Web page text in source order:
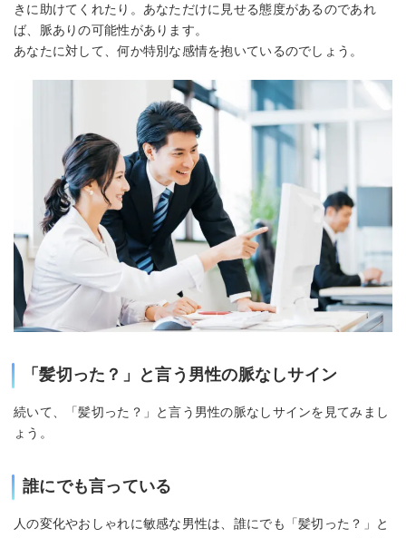
きに助けてくれたり。あなただけに見せる態度があるのであれ
ば、脈ありの可能性があります。
あなたに対して、何か特別な感情を抱いているのでしょう。
「髪切った？」と言う男性の脈なしサイン
続いて、「髪切った？」と言う男性の脈なしサインを見てみまし
ょう。
誰にでも言っている
人の変化やおしゃれに敏感な男性は、誰にでも「髪切った？」と